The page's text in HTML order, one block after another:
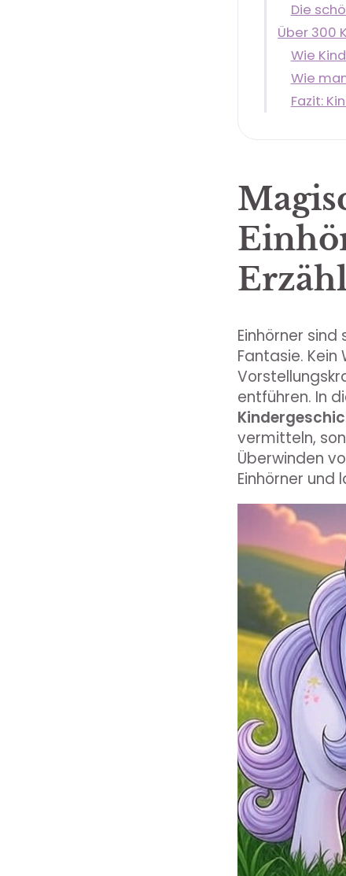
Die
Über 300
Wie
Wie
Fazit:
Einhörner
Fantasie. Kein
entführen. In
vermitteln,
Überwinden
Einhörner und